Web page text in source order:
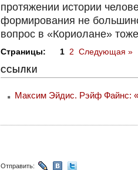
протяжении истории
формирования не
вопрос в «Кориолане»
Страницы: 1 2 Следующая »
ССЫЛКИ
Максим Эйдис. Рэйф Файнс:
Отправить: